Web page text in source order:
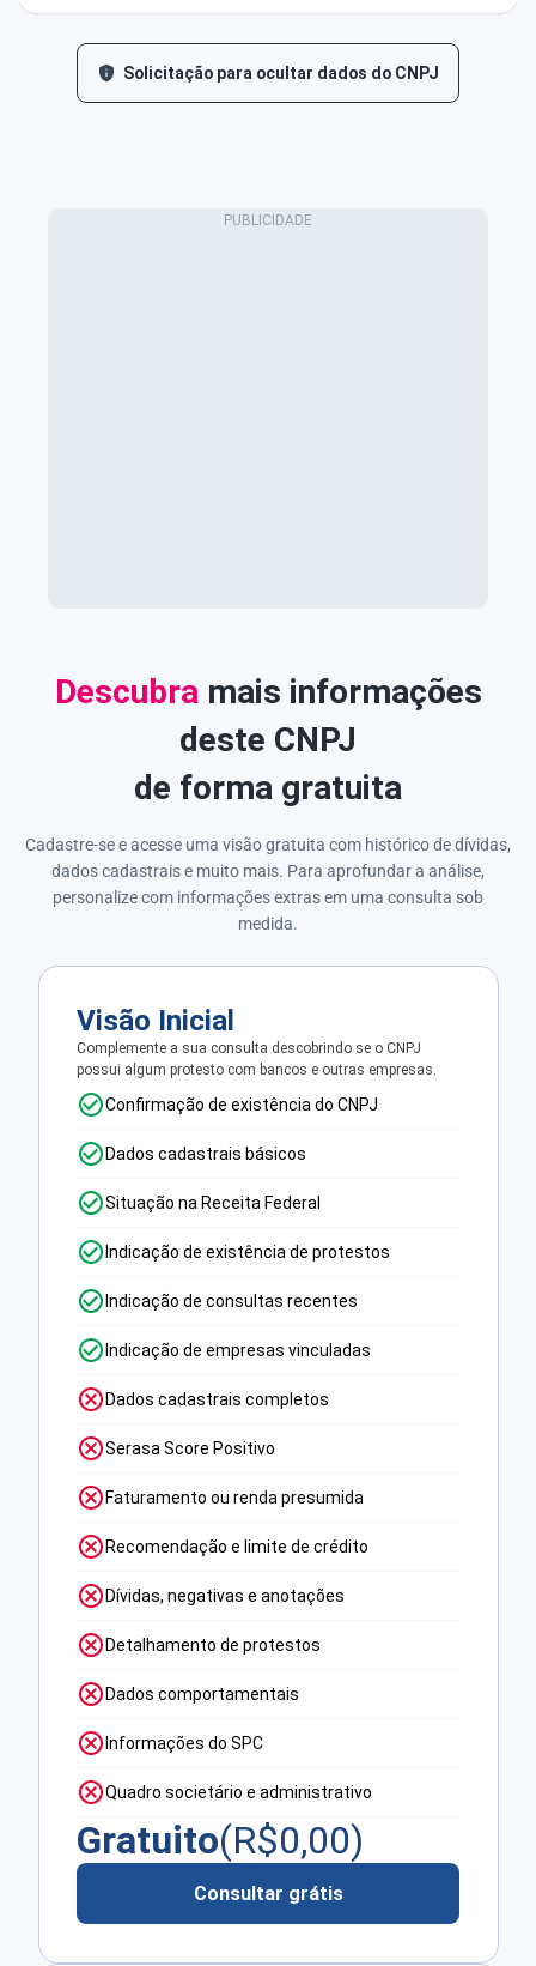
Solicitação para ocultar dados do CNPJ
Descubra mais informações
deste CNPJ
de forma gratuita
Cadastre-se e acesse uma visão gratuita com histórico de dívidas,
dados cadastrais e muito mais. Para aprofundar a análise,
personalize com informações extras em uma consulta sob
medida.
Visão Inicial
Complemente a sua consulta descobrindo se o CNPJ
possui algum protesto com bancos e outras empresas.
Confirmação de existência do CNPJ
Dados cadastrais básicos
Situação na Receita Federal
Indicação de existência de protestos
Indicação de consultas recentes
Indicação de empresas vinculadas
Dados cadastrais completos
Serasa Score Positivo
Faturamento ou renda presumida
Recomendação e limite de crédito
Dívidas, negativas e anotações
Detalhamento de protestos
Dados comportamentais
Informações do SPC
Quadro societário e administrativo
Gratuito(R$0,00)
Consultar grátis